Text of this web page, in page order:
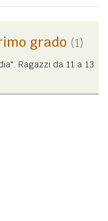
grado (1)
Ragazzi da 11 a 13